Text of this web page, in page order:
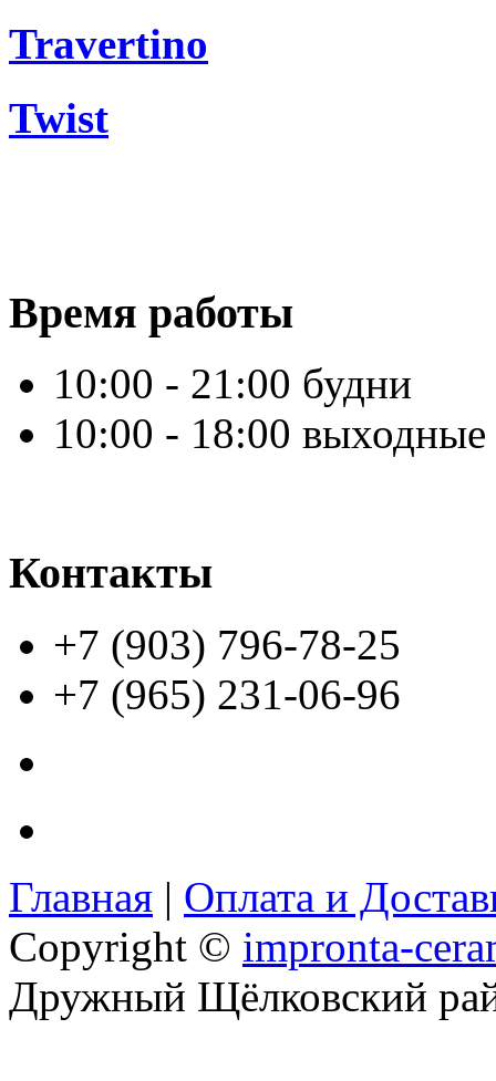
Travertino
Twist
Время работы
10:00 - 21:00 будни
10:00 - 18:00 выходные
Контакты
+7 (903) 796-78-25
+7 (965) 231-06-96
Главная | Оплата и
Copyright © impronta-
Дружный Щёлковский